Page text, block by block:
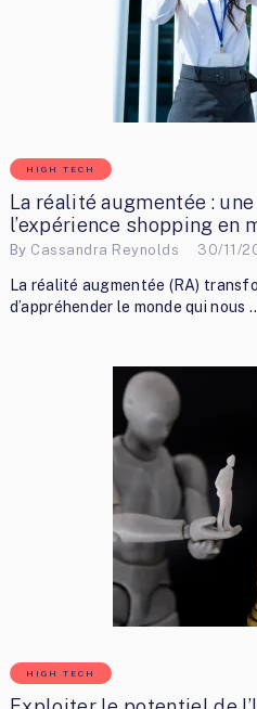
HIGH TECH
La réalité augmentée :
l’expérience shopping en
By Cassandra Reynolds 30/11/
La réalité augmentée (RA)
d’appréhender le monde qui nous
HIGH TECH